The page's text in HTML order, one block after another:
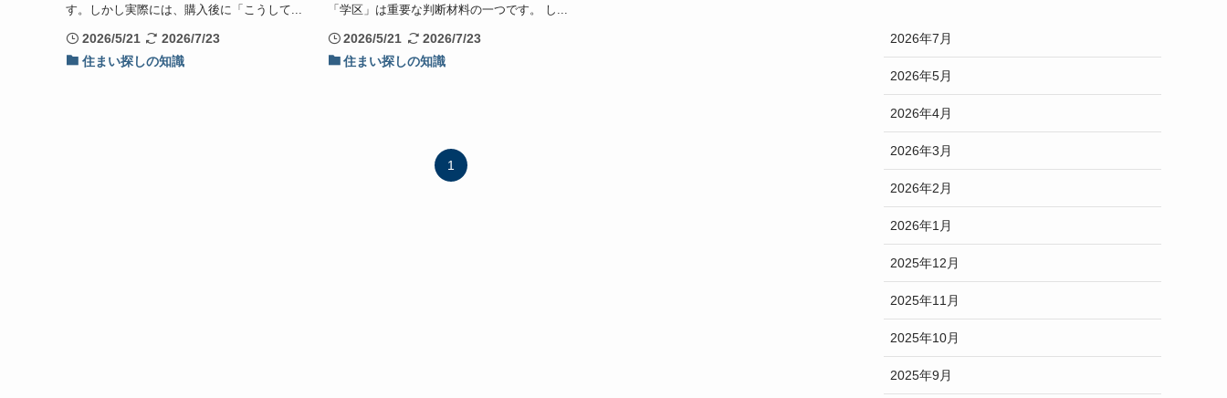
す。しかし実際には、購入後に「こうして...
2026/5/21
2026/7/23
住まい探しの知識
「学区」は重要な判断材料の一つです。 し...
2026/5/21
2026/7/23
住まい探しの知識
1
2026年7月
2026年5月
2026年4月
2026年3月
2026年2月
2026年1月
2025年12月
2025年11月
2025年10月
2025年9月